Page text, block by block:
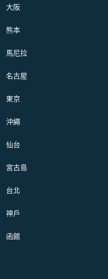
大阪
熊本
馬尼拉
名古屋
東京
沖繩
仙台
宮古島
台北
神戶
函館